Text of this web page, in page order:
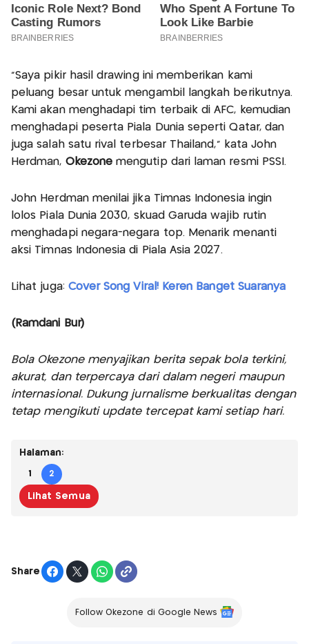
“Saya pikir hasil drawing ini memberikan kami
peluang besar untuk mengambil langkah berikutnya.
Kami akan menghadapi tim terbaik di AFC, kemudian
menghadapi peserta Piala Dunia seperti Qatar, dan
juga salah satu rival terbesar Thailand,” kata John
Herdman, Okezone mengutip dari laman resmi PSSI.
John Herdman menilai jika Timnas Indonesia ingin
lolos Piala Dunia 2030, skuad Garuda wajib rutin
menghadapi negara-negara top. Menarik menanti
aksi Timnas Indonesia di Piala Asia 2027.
Lihat juga: Cover Song Viral! Keren Banget Suaranya
(Ramdani Bur)
Bola Okezone menyajikan berita sepak bola terkini,
akurat, dan terpercaya dari dalam negeri maupun
internasional. Dukung jurnalisme berkualitas dengan
tetap mengikuti update tercepat kami setiap hari.
Halaman:
1 2
Lihat Semua
Share
Follow Okezone di Google News